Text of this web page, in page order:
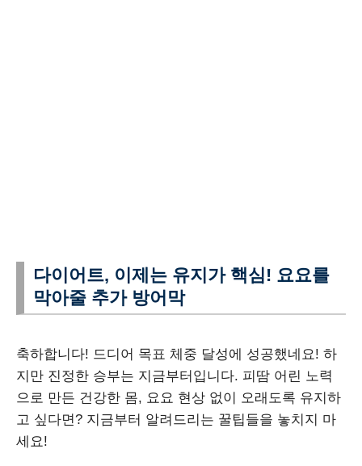
다이어트, 이제는 유지가 핵심! 요요를
막아줄 추가 방어막
축하합니다! 드디어 목표 체중 달성에 성공했네요! 하
지만 진정한 승부는 지금부터입니다. 피땀 어린 노력
으로 만든 건강한 몸, 요요 현상 없이 오래도록 유지하
고 싶다면? 지금부터 알려드리는 꿀팁들을 놓치지 마
세요!